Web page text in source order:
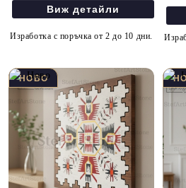
Виж детайли
Изработка с поръчка от 2 до 10 дни.